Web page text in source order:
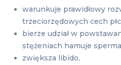
warunkuje prawidłowy
trzeciorzędowych cech
bierze udział w
stężeniach hamuje
zwiększa libido,